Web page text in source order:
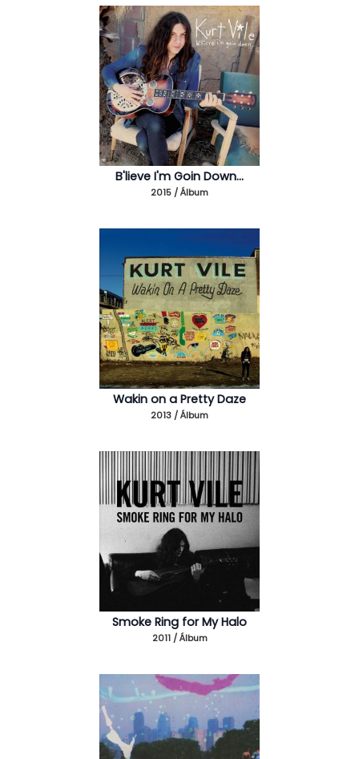
B'lieve I'm Goin Down...
2015 / Álbum
Wakin on a Pretty Daze
2013 / Álbum
Smoke Ring for My Halo
2011 / Álbum